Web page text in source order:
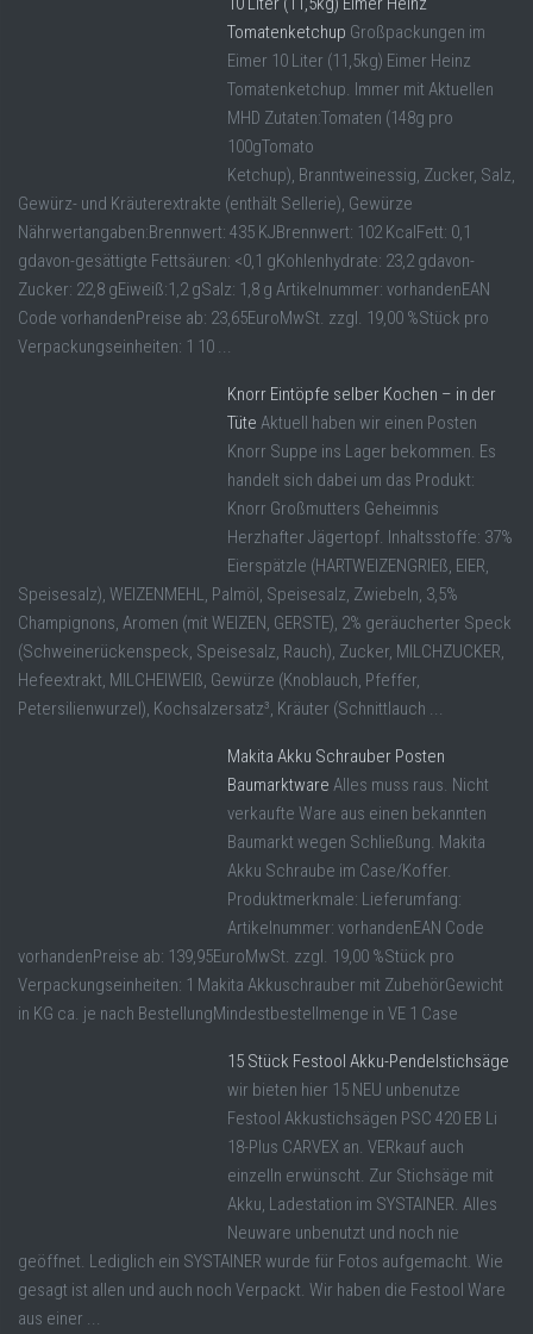
Tomatenketchup Großpackungen im
Eimer 10 Liter (11,5kg) Eimer Heinz
Tomatenketchup. Immer mit Aktuellen
MHD Zutaten:Tomaten (148g pro
100gTomato
Ketchup), Branntweinessig, Zucker, Salz,
Gewürz- und Kräuterextrakte (enthält Sellerie), Gewürze
Nährwertangaben:Brennwert: 435 KJBrennwert: 102 KcalFett: 0,1
gdavon-gesättigte Fettsäuren: <0,1 gKohlenhydrate: 23,2 gdavon-
Zucker: 22,8 gEiweiß:1,2 gSalz: 1,8 g Artikelnummer: vorhandenEAN
Code vorhandenPreise ab: 23,65EuroMwSt. zzgl. 19,00 %Stück pro
Verpackungseinheiten: 1 10 ...
Knorr Eintöpfe selber Kochen – in der
Tüte Aktuell haben wir einen Posten
Knorr Suppe ins Lager bekommen. Es
handelt sich dabei um das Produkt:
Knorr Großmutters Geheimnis
Herzhafter Jägertopf. Inhaltsstoffe: 37%
Eierspätzle (HARTWEIZENGRIEß, EIER,
Speisesalz), WEIZENMEHL, Palmöl, Speisesalz, Zwiebeln, 3,5%
Champignons, Aromen (mit WEIZEN, GERSTE), 2% geräucherter Speck
(Schweinerückenspeck, Speisesalz, Rauch), Zucker, MILCHZUCKER,
Hefeextrakt, MILCHEIWEIß, Gewürze (Knoblauch, Pfeffer,
Petersilienwurzel), Kochsalzersatz³, Kräuter (Schnittlauch ...
Makita Akku Schrauber Posten
Baumarktware Alles muss raus. Nicht
verkaufte Ware aus einen bekannten
Baumarkt wegen Schließung. Makita
Akku Schraube im Case/Koffer.
Produktmerkmale: Lieferumfang:
Artikelnummer: vorhandenEAN Code
vorhandenPreise ab: 139,95EuroMwSt. zzgl. 19,00 %Stück pro
Verpackungseinheiten: 1 Makita Akkuschrauber mit ZubehörGewicht
in KG ca. je nach BestellungMindestbestellmenge in VE 1 Case
15 Stück Festool Akku-Pendelstichsäge
wir bieten hier 15 NEU unbenutze
Festool Akkustichsägen PSC 420 EB Li
18-Plus CARVEX an. VERkauf auch
einzelln erwünscht. Zur Stichsäge mit
Akku, Ladestation im SYSTAINER. Alles
Neuware unbenutzt und noch nie
geöffnet. Lediglich ein SYSTAINER wurde für Fotos aufgemacht. Wie
gesagt ist allen und auch noch Verpackt. Wir haben die Festool Ware
aus einer ...